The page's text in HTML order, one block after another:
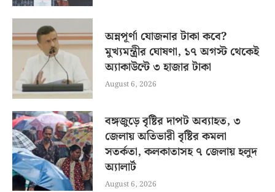
অন্নপূর্ণা যোজনার টাকা কবে?
মুখ্যমন্ত্রীর ঘোষণা, ১৭ অগস্ট থেকেই
অ্যাকাউন্টে ৩ হাজার টাকা
August 6, 2026
বঙ্গজুড়ে বৃষ্টির দাপট অব্যাহত, ৩
জেলায় অতিভারী বৃষ্টির কমলা
সতর্কতা, কলকাতাসহ ৭ জেলায় হলুদ
অ্যালার্ট
August 6, 2026